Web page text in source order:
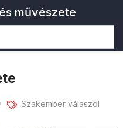
művészete
Szakember válaszol